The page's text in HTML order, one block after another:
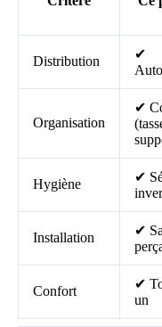
Distribution
✔
Organisation
✔
Hygiène
✔
Installation
✔
Confort
✔
un